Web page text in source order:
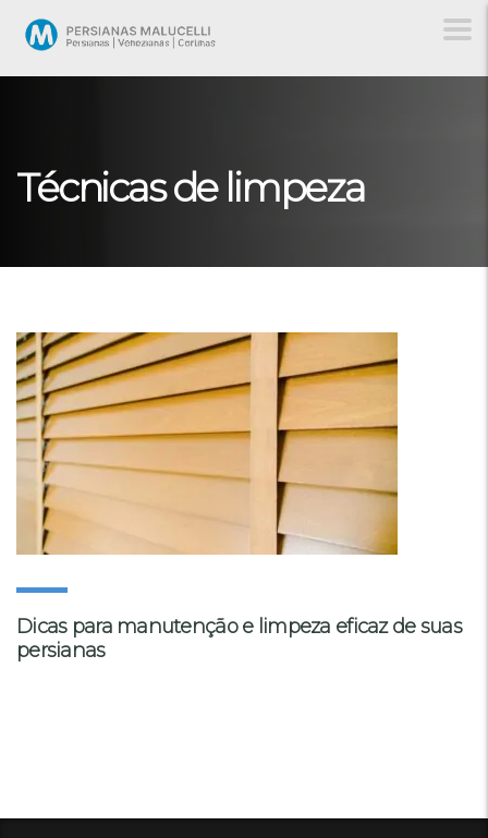
Técnicas de limpeza
Dicas para manutenção e limpeza eficaz de suas
persianas